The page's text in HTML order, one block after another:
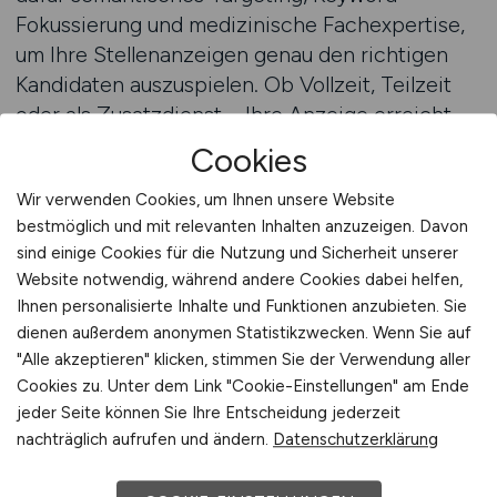
Fokussierung und medizinische Fachexpertise,
um Ihre Stellenanzeigen genau den richtigen
Kandidaten auszuspielen. Ob Vollzeit, Teilzeit
oder als Zusatzdienst – Ihre Anzeige erreicht
Pflegekräfte, die für die Nacht gemacht sind.
Mit klarer Sprache, mobilen Formaten und
technischer Präzision.
Pflegejob im Nachtdienst bewerben
Beratung zur digitalen Ausspielung anfordern
Pflegejob in der Nacht: Vertrauen
beginnt bei der Ausschreibung
Cookies
Wir verwenden Cookies, um Ihnen unsere Website
bestmöglich und mit relevanten Inhalten anzuzeigen. Davon
sind einige Cookies für die Nutzung und Sicherheit unserer
Website notwendig, während andere Cookies dabei helfen,
Ihnen personalisierte Inhalte und Funktionen anzubieten. Sie
dienen außerdem anonymen Statistikzwecken. Wenn Sie auf
"Alle akzeptieren" klicken, stimmen Sie der Verwendung aller
Cookies zu. Unter dem Link "Cookie-Einstellungen" am Ende
jeder Seite können Sie Ihre Entscheidung jederzeit
nachträglich aufrufen und ändern. Datenschutzerklärung